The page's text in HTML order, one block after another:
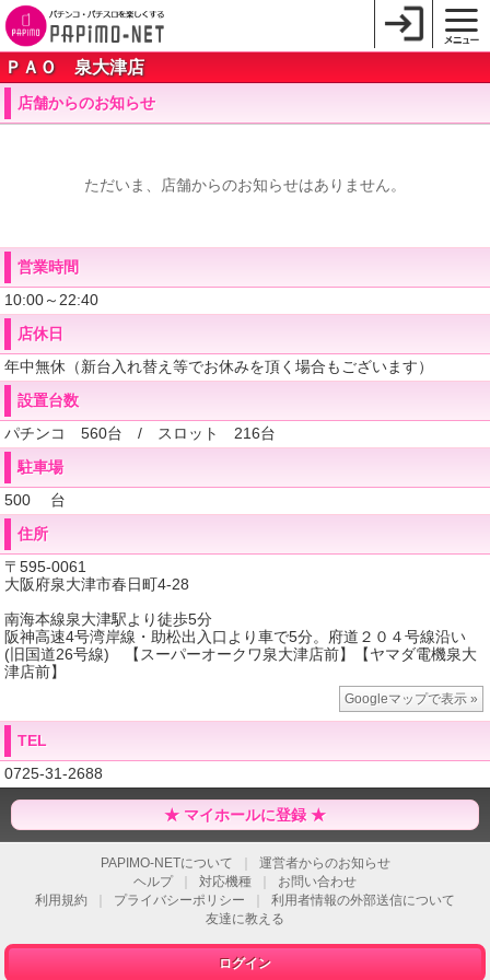
ＰＡＯ 泉大津店
店舗からのお知らせ
ただいま、店舗からのお知らせはありません。
営業時間
10:00～22:40
店休日
年中無休（新台入れ替え等でお休みを頂く場合もございます）
設置台数
パチンコ 560台 / スロット 216台
駐車場
500 台
住所
〒595-0061
大阪府泉大津市春日町4-28
南海本線泉大津駅より徒歩5分
阪神高速4号湾岸線・助松出入口より車で5分。府道２０４号線沿い
(旧国道26号線) 【スーパーオークワ泉大津店前】【ヤマダ電機泉大
津店前】
Googleマップで表示 »
TEL
0725-31-2688
★ マイホールに登録 ★
PAPIMO-NETについて
運営者からのお知らせ
ヘルプ
対応機種
お問い合わせ
利用規約
プライバシーポリシー
利用者情報の外部送信について
友達に教える
ログイン